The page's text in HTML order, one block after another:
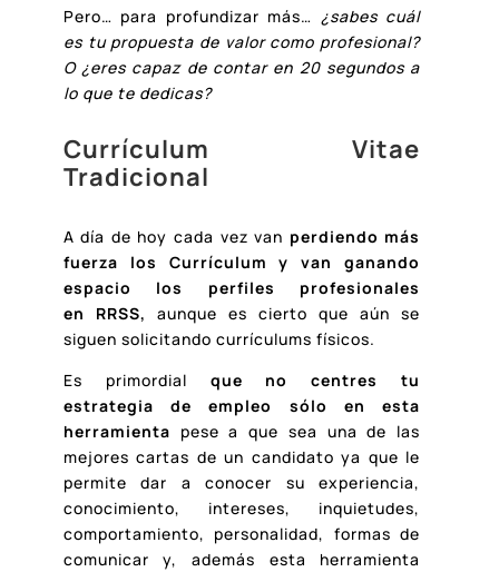
Pero… para profundizar más… ¿sabes cuál
es tu propuesta de valor como profesional?
O ¿eres capaz de contar en 20 segundos a
lo que te dedicas?
Currículum Vitae
Tradicional
A día de hoy cada vez van perdiendo más
fuerza los Currículum y van ganando
espacio los perfiles profesionales
en RRSS, aunque es cierto que aún se
siguen solicitando currículums físicos.
Es primordial que no centres tu
estrategia de empleo sólo en esta
herramienta pese a que sea una de las
mejores cartas de un candidato ya que le
permite dar a conocer su experiencia,
conocimiento, intereses, inquietudes,
comportamiento, personalidad, formas de
comunicar y, además esta herramienta